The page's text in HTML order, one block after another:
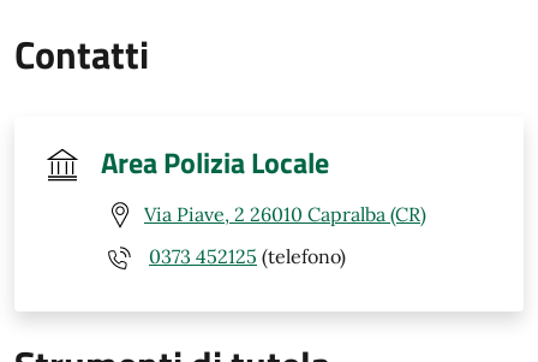
Contatti
Area Polizia Locale
Via Piave, 2 26010 Capralba (CR)
0373 452125 (telefono)